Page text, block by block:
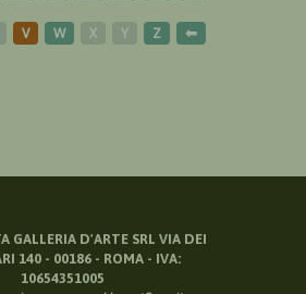
V W X Y Z ⬅
GALLERIA D'ARTE SRL VIA DEI
140 - 00186 - ROMA - IVA:
10654351005